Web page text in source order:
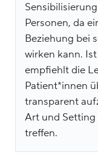
Personen, da
Beziehung bei
wirken kann.
empfiehlt die
Patient*innen
transparent
Art und Setting
treffen.